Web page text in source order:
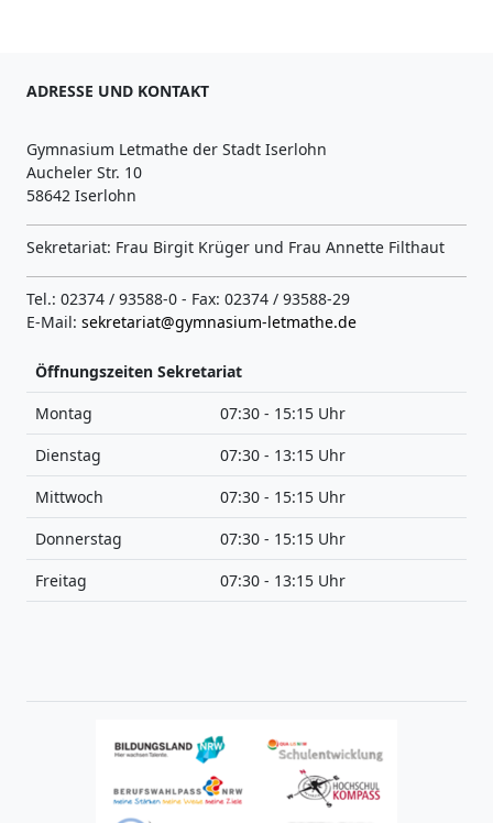
ADRESSE UND KONTAKT
Gymnasium Letmathe der Stadt Iserlohn
Aucheler Str. 10
58642 Iserlohn
Sekretariat: Frau Birgit Krüger und Frau Annette Filthaut
Tel.: 02374 / 93588-0 - Fax: 02374 / 93588-29
E-Mail: sekretariat@gymnasium-letmathe.de
Öffnungszeiten Sekretariat
Montag
07:30 - 15:15 Uhr
Dienstag
07:30 - 13:15 Uhr
Mittwoch
07:30 - 15:15 Uhr
Donnerstag
07:30 - 15:15 Uhr
Freitag
07:30 - 13:15 Uhr